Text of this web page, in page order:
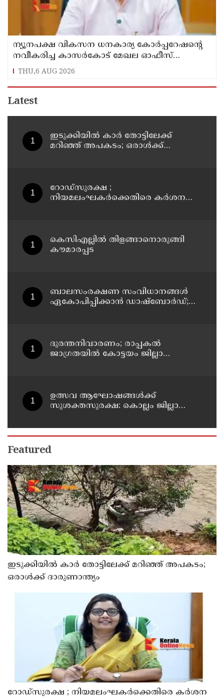
ന്യൂനപക്ഷ വികസന ധനകാര്യ കോർപ്പറേഷന്റെ
നവീകരിച്ച കാസർകോട് മേഖല ഓഫീസ്
ആഗസ്ത് 10ന് മന്ത്രി എൻ.ഷംസുദ്ദീൻ നാടിന്
THU,6 AUG 2026
Latest
ഇടുക്കിയിൽ കാർ തോട്ടിലേക്ക്
മറിഞ്ഞ് അപകടം; ഒരാൾക്ക്
റോഡ്‌സുരക്ഷ ;
നിയമലംഘകർക്കെതിരെ കർശന
കെസിഎല്ലിൽ തിളങ്ങാനൊരുങ്ങി
കൗമാരപ്പട
ബാലസംരക്ഷണ സംവിധാനങ്ങൾ
ഏകോപിപ്പിക്കാൻ ഡാഷ്ബോർഡ്;
ദുരന്തനിവാരണം; രാപ്പകൽ
ജാഗ്രതയിൽ കോട്ടയം ജില്ലാ
ഉത്സവ ആഘോഷങ്ങൾക്ക്
സുശക്തസുരക്ഷ: കൊല്ലം ജില്ലാ
Featured
ഇടുക്കിയിൽ കാർ തോട്ടിലേക്ക് മറിഞ്ഞ് അപകടം;
ഒരാൾക്ക് ദാരുണാന്ത്യം
റോഡ്‌സുരക്ഷ ; നിയമലംഘകർക്കെതിരെ കർശന